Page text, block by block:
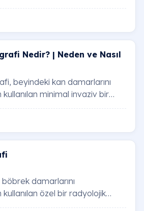
bir radyolojik gö…
Nedir? | Neden ve Nasıl
beyindeki kan damarlarını
minimal invaziv bir
yöntemidir. Bu yöntem, be…
damarlarını
özel bir radyolojik
darlık, tıkanıklık, balon…